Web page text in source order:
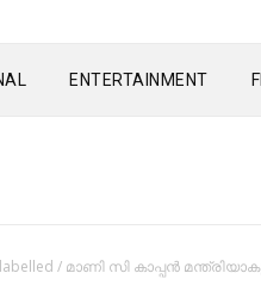
ENTERTAINMENT
/ മാണി സി കാപ്പന്‍